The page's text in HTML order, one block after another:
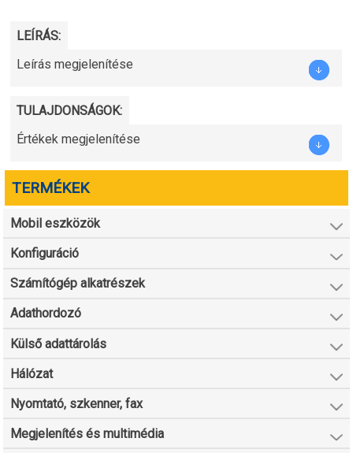
LEÍRÁS:
Leírás megjelenítése
TULAJDONSÁGOK:
Értékek megjelenítése
TERMÉKEK
Mobil eszközök
Konfiguráció
Számítógép alkatrészek
Adathordozó
Külső adattárolás
Hálózat
Nyomtató, szkenner, fax
Megjelenítés és multimédia